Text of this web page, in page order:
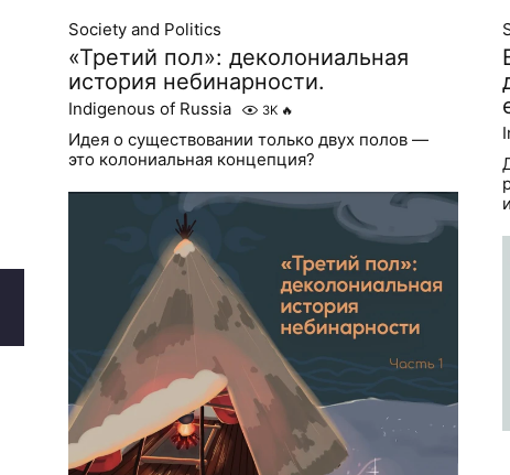
Society and Politics
«Третий пол»: деколониальная
история небинарности.
Indigenous of Russia 3K 🔥
Идея о существовании только двух полов —
это колониальная концепция?